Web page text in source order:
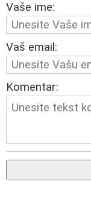
Vaše ime:
Vaš email:
Komentar: